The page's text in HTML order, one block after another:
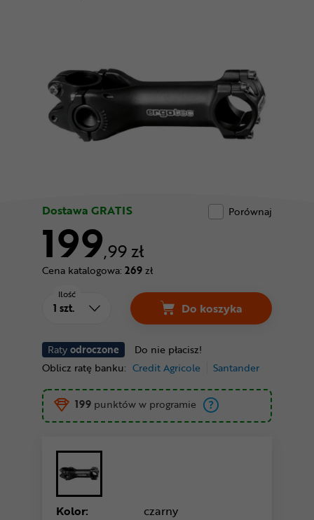
Nowości
Superoferta
Dostawa GRATIS Porównaj
199,99 zł
Cena katalogowa: 269zł
Ratyodroczone
Do nie płacisz!
Oblicz ratę banku: Credit Agricole Santander
Ilość
Do koszyka
199 punktów w programie
Kolor: czarny